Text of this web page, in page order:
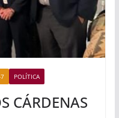
POLÍTICA
CÁRDENAS